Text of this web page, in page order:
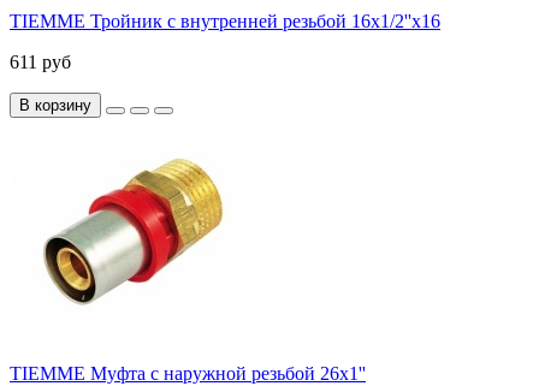
TIEMME Тройник с внутренней резьбой 16х1/2''x16
611 руб
В корзину
TIEMME Муфта с наружной резьбой 26x1''